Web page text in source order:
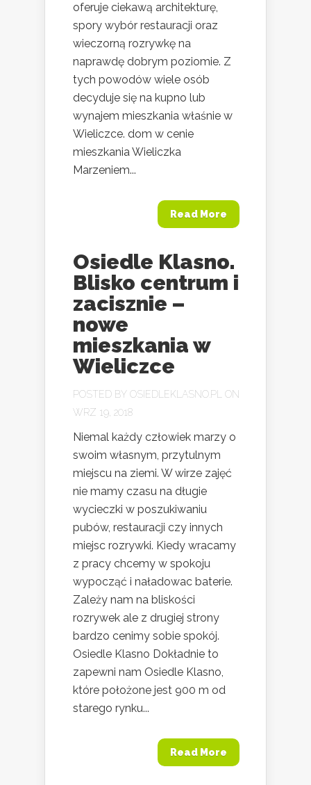
oferuje ciekawą architekturę,
spory wybór restauracji oraz
wieczorną rozrywkę na
naprawdę dobrym poziomie. Z
tych powodów wiele osób
decyduje się na kupno lub
wynajem mieszkania właśnie w
Wieliczce. dom w cenie
mieszkania Wieliczka
Marzeniem...
Read More
Osiedle Klasno.
Blisko centrum i
zacisznie –
nowe
mieszkania w
Wieliczce
POSTED BY OSIEDLEKLASNO.PL ON
WRZ 19, 2018
Niemal każdy człowiek marzy o
swoim własnym, przytulnym
miejscu na ziemi. W wirze zajęć
nie mamy czasu na długie
wycieczki w poszukiwaniu
pubów, restauracji czy innych
miejsc rozrywki. Kiedy wracamy
z pracy chcemy w spokoju
wypocząć i naładowac baterie.
Zależy nam na bliskości
rozrywek ale z drugiej strony
bardzo cenimy sobie spokój.
Osiedle Klasno Dokładnie to
zapewni nam Osiedle Klasno,
które położone jest 900 m od
starego rynku...
Read More